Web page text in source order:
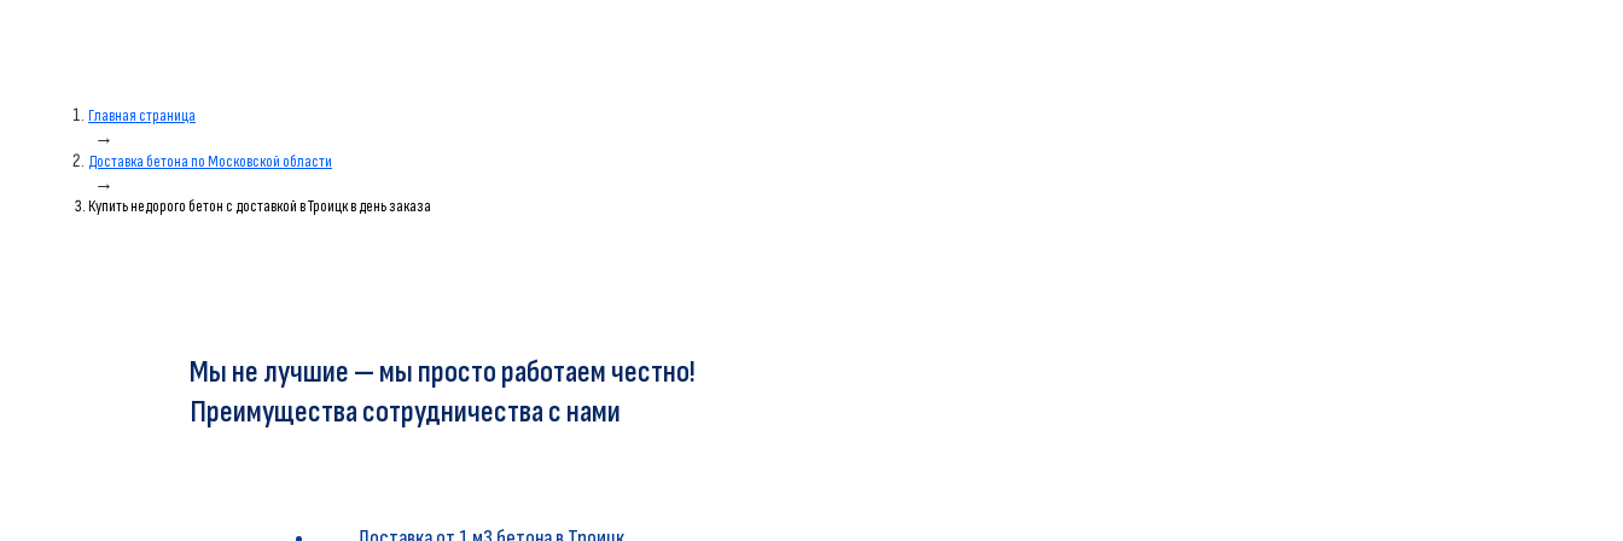
Главная страница
→
Доставка бетона по Московской области
→
Купить недорого бетон с доставкой в Троицк в день заказа
Мы не лучшие — мы просто работаем честно!
Преимущества сотрудничества с нами